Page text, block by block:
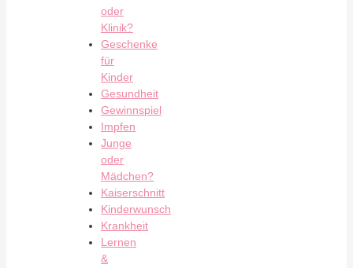
oder
Klinik?
Geschenke
für
Kinder
Gesundheit
Gewinnspiel
Impfen
Junge
oder
Mädchen?
Kaiserschnitt
Kinderwunsch
Krankheit
Lernen
&